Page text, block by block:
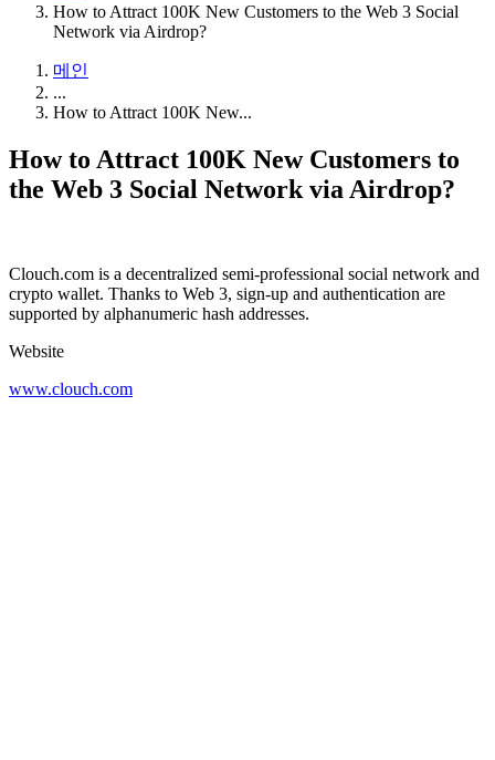
How to Attract 100K New Customers to the Web 3 Social
Network via Airdrop?
메인
...
How to Attract 100K New...
How to Attract 100K New Customers to
the Web 3 Social Network via Airdrop?
Clouch.com is a decentralized semi-professional social network and
crypto wallet. Thanks to Web 3, sign-up and authentication are
supported by alphanumeric hash addresses.
Website
www.clouch.com